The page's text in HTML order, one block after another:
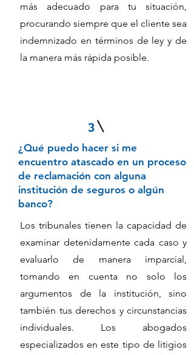
más adecuado para tu situación,
procurando siempre que el cliente sea
indemnizado en términos de ley y de
la manera más rápida posible.
3
¿Qué puedo hacer si me
encuentro atascado en un proceso
de reclamación con alguna
institución de seguros o algún
banco?
Los tribunales tienen la capacidad de
examinar detenidamente cada caso y
evaluarlo de manera imparcial,
tomando en cuenta no solo los
argumentos de la institución, sino
también tus derechos y circunstancias
individuales. Los abogados
especializados en este tipo de litigios